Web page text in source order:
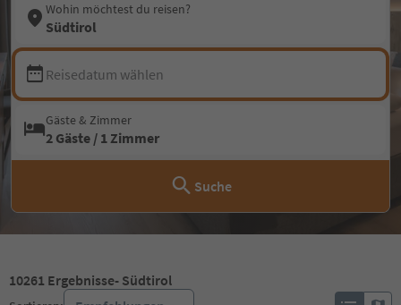
Wohin möchtest du reisen?
Südtirol
Reisedatum wählen
Gäste & Zimmer
2 Gäste / 1 Zimmer
Suche
10261 Ergebnisse- Südtirol